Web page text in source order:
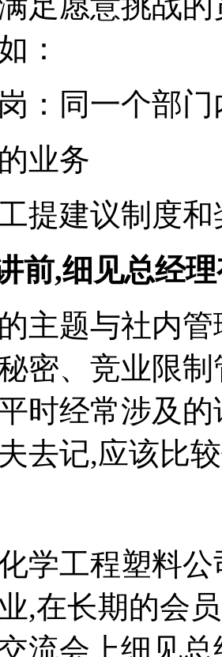
：
：同一个部门
业务
提建议制度和
前,细见总经
主题与社内
、竞业限制
时经常涉及
去记,应该比
学工程塑料
,在长期的会
流会上细见